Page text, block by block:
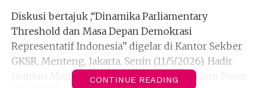
Diskusi bertajuk ,“Dinamika Parliamentary
Threshold dan Masa Depan Demokrasi
Representatif Indonesia” digelar di Kantor Sekber
GKSR, Menteng, Jakarta, Senin (11/5/2026). Hadir
mantan Menko Polhukam Mahfud MD, Guru Besar
CONTINUE READING